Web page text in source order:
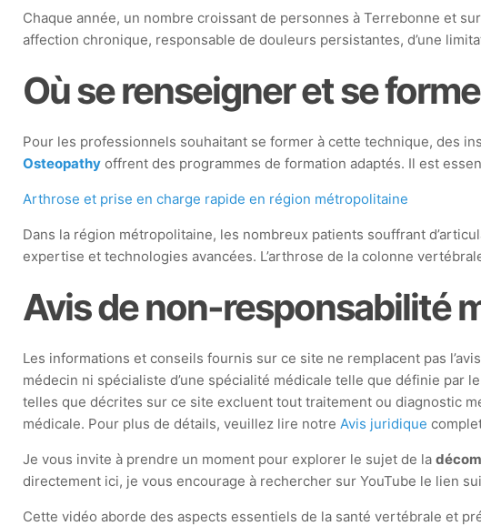
Chaque année, un nombre croissant de personnes à Terrebonne et
affection chronique, responsable de douleurs persistantes, d’une
Où se renseigner et se
Pour les professionnels souhaitant se former à cette technique, des
Osteopathy offrent des programmes de formation adaptés. Il est
Arthrose et prise en charge rapide en région métropolitaine
Dans la région métropolitaine, les nombreux patients souffrant
expertise et technologies avancées. L’arthrose de la colonne
Avis de non-responsabilité
Les informations et conseils fournis sur ce site ne remplacent pas
médecin ni spécialiste d’une spécialité médicale telle que définie par
telles que décrites sur ce site excluent tout traitement ou diagnostic
médicale. Pour plus de détails, veuillez lire notreAvis juridique
Je vous invite à prendre un moment pour explorer le sujet de la
directement ici, je vous encourage à rechercher sur YouTube le lien
Cette vidéo aborde des aspects essentiels de la santé vertébrale et